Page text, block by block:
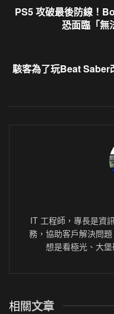
PS5 攻破最後防線！
恐面臨「無
駭客為了玩Beat Saber
IT 工程師，專長是資
務，協助客戶解決問
想是看極光、大
相關文章